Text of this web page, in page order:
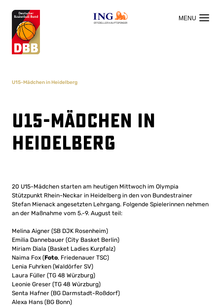
OFFIZIELLER HAUPTSPONSOR
U15-Mädchen in Heidelberg
U15-Mädchen in
Heidelberg
20 U15-Mädchen starten am heutigen Mittwoch im Olympia
Stützpunkt Rhein-Neckar in Heidelberg in den von Bundestrainer
Stefan Mienack angesetzten Lehrgang. Folgende Spielerinnen nehmen
an der Maßnahme vom 5.-9. August teil:
Melina Aigner (SB DJK Rosenheim)
Emilia Dannebauer (City Basket Berlin)
Miriam Diala (Basket Ladies Kurpfalz)
Naima Fox (Foto, Friedenauer TSC)
Lenia Fuhrken (Waldörfer SV)
Laura Füller (TG 48 Würzburg)
Leonie Greser (TG 48 Würzburg)
Senta Hafner (BG Darmstadt-Roßdorf)
Alexa Hans (BG Bonn)